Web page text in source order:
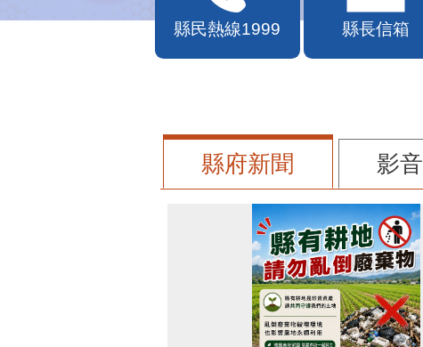
縣民熱線1999 縣長信箱
縣府新聞 影